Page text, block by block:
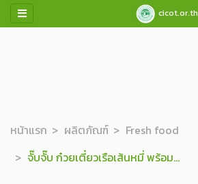
cicot.or.th
หน้าแรก ผลิตภัณฑ์
Fresh food
จั๊บจั๊บ ก๋วยเตี๋ยวเรือเส้นหมี่ พร้อมปรุง